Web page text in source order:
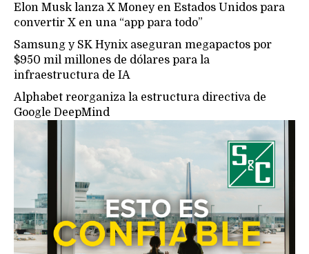
Elon Musk lanza X Money en Estados Unidos para
convertir X en una “app para todo”
Samsung y SK Hynix aseguran megapactos por
$950 mil millones de dólares para la
infraestructura de IA
Alphabet reorganiza la estructura directiva de
Google DeepMind